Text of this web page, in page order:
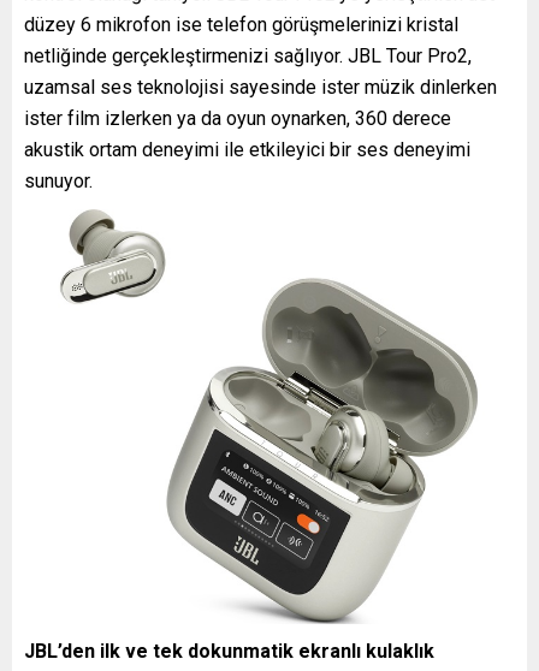
düzey 6 mikrofon ise telefon görüşmelerinizi kristal
netliğinde gerçekleştirmenizi sağlıyor. JBL Tour Pro2,
uzamsal ses teknolojisi sayesinde ister müzik dinlerken
ister film izlerken ya da oyun oynarken, 360 derece
akustik ortam deneyimi ile etkileyici bir ses deneyimi
sunuyor.
JBL’den ilk ve tek dokunmatik ekranlı kulaklık